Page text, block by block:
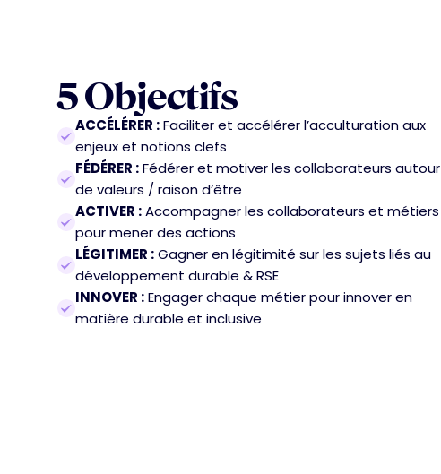
5 Objectifs
ACCÉLÉRER :Faciliter et accélérer l’acculturation aux
enjeux et notions clefs
FÉDÉRER :Fédérer et motiver les collaborateurs autour
de valeurs / raison d’être
ACTIVER :Accompagner les collaborateurs et métiers
pour mener des actions
LÉGITIMER :Gagner en légitimité sur les sujets liés au
développement durable & RSE
INNOVER :Engager chaque métier pour innover en
matière durable et inclusive